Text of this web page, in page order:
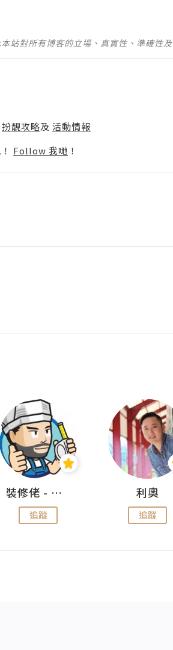
站對所有博客的立場、真實性、準確性
扮靚攻略及 活動情報
Follow 我哋 ！
裝修佬 - 香港一站式網上裝修平台
追蹤
利奧
追蹤